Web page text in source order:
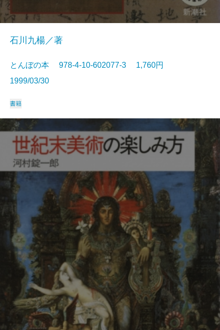
石川九楊／著
とんぼの本 978-4-10-602077-3 1,760円
1999/03/30
書籍